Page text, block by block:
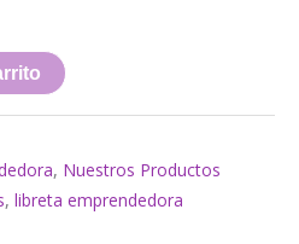
, Nuestros Productos
, libreta emprendedora